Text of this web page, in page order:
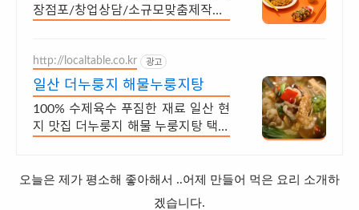
장점포/창업상담/소규모맞춤제작가
http://localtable.co.kr 광고
일산 더누룽지 해물누룽지탕
100% 수제육수 푸짐한 재료 일산 현
지 맛집 더누룽지 해물 누룽지탕 택배
오늘은 제가 평소해 좋아해서 ..어제 만들어 먹은 요리 소개하
겠습니다.